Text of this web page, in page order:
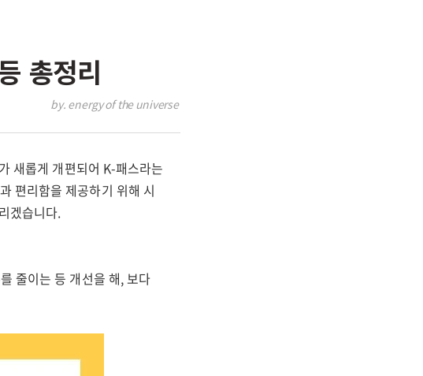
총정리
by. energy of the universe
새롭게 개편되어 K-패스라는
편리함을 제공하기 위해 시
겠습니다.
줄이는 등 개선을 해, 보다